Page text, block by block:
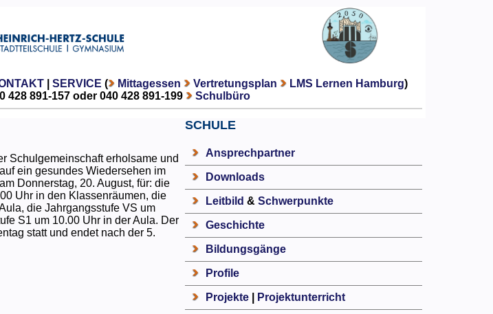
| SERVICE ( Mittagessen Vertretungsplan LMS Lernen Hamburg)
891-157 oder 040 428 891-199
Schulbüro
Schulgemeinschaft erholsame und
ein gesundes Wiedersehen im
Donnerstag, 20. August, für: die
Uhr in den Klassenräumen, die
die Jahrgangsstufe VS um
S1 um 10.00 Uhr in der Aula. Der
statt und endet nach der 5.
SCHULE
Ansprechpartner
Downloads
Leitbild & Schwerpunkte
Geschichte
Bildungsgänge
Profile
Projekte| Projektunterricht